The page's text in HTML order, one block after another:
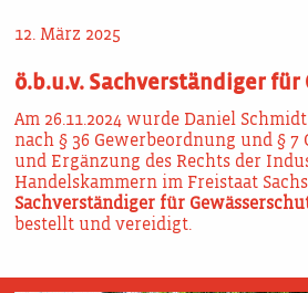
12. März 2025
ö.b.u.v. Sachverständiger für
Am 26.11.2024 wurde Daniel
nach § 36 Gewerbeordnung und §
und Ergänzung des Rechts der
Handelskammern im Freistaat
Sachverständiger für
bestellt und vereidigt.